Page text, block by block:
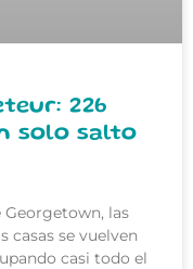
226
solo salto
Georgetown, las
casas se vuelven
casi todo el